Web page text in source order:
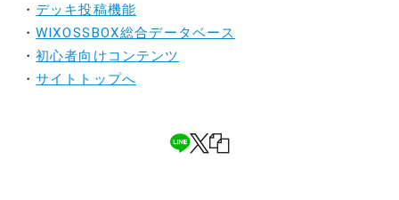
・ デッキ投稿機能
・WIXOSSBOX総合データベース
・初心者向けコンテンツ
・サイトトップへ